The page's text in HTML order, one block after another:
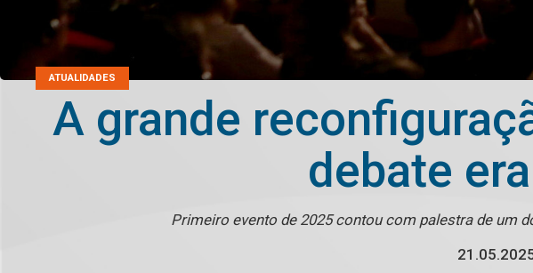
ATUALIDADES
A grande
debate
Primeiro evento de 2025 contou com palestra de um